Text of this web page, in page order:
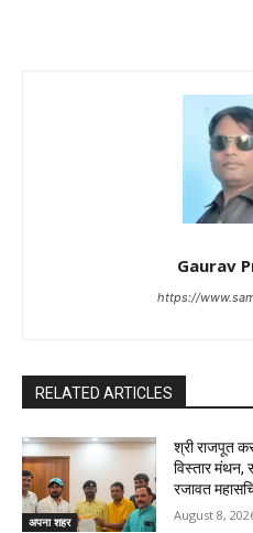
Gaurav
https://
RELATED ARTICLES
अपना शहर
श्री राजपूत
विस्तार मंथन,
रजावत
August 8,